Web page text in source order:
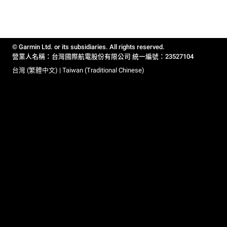
© Garmin Ltd. or its subsidiaries. All rights reserved.
營業人名稱：台灣國際航電股份有限公司 統一編號：23527104
台灣 (繁體中文) | Taiwan (Traditional Chinese)